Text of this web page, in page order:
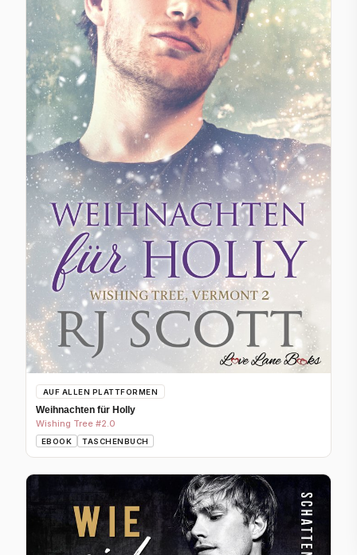
AUF ALLEN PLATTFORMEN
Weihnachten für Holly​
Wishing Tree #2.0
EBOOK TASCHENBUCH